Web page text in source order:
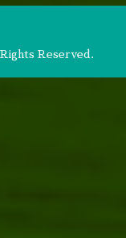
Reserved.